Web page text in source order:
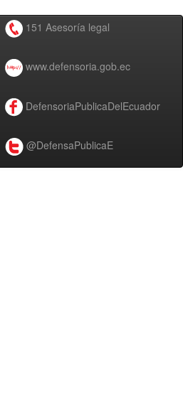
151 Asesoría legal
www.defensoria.gob.ec
DefensoriaPublicaDelEcuador
@DefensaPublicaE